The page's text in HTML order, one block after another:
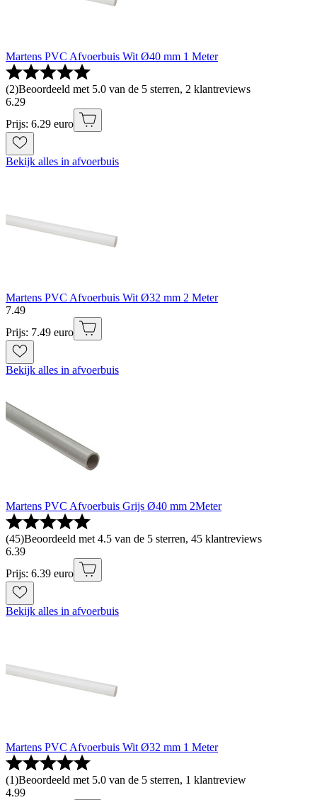
Martens PVC Afvoerbuis Wit Ø40 mm 1 Meter
(2)Beoordeeld met 5.0 van de 5 sterren, 2 klantreviews
6.29
Prijs: 6.29 euro
Bekijk alles in afvoerbuis
Martens PVC Afvoerbuis Wit Ø32 mm 2 Meter
7.49
Prijs: 7.49 euro
Bekijk alles in afvoerbuis
Martens PVC Afvoerbuis Grijs Ø40 mm 2Meter
(45)Beoordeeld met 4.5 van de 5 sterren, 45 klantreviews
6.39
Prijs: 6.39 euro
Bekijk alles in afvoerbuis
Martens PVC Afvoerbuis Wit Ø32 mm 1 Meter
(1)Beoordeeld met 5.0 van de 5 sterren, 1 klantreview
4.99